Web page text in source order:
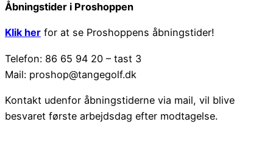
Åbningstider i Proshoppen
Klik her for at se Proshoppens åbningstider!
Telefon: 86 65 94 20 – tast 3
Mail: proshop@tangegolf.dk
Kontakt udenfor åbningstiderne via mail, vil blive
besvaret første arbejdsdag efter modtagelse.